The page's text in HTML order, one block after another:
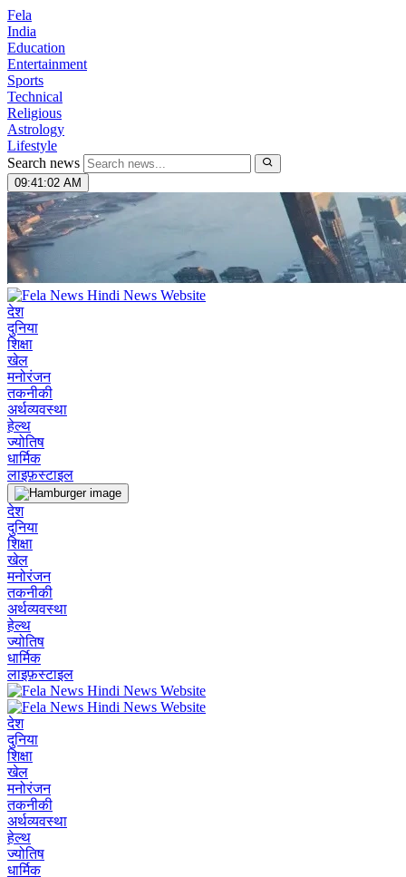
Fela
India
Education
Entertainment
Sports
Technical
Religious
Astrology
Lifestyle
Search news
09:41:03 AM
देश
दुनिया
शिक्षा
खेल
मनोरंजन
तकनीकी
अर्थव्यवस्था
हेल्थ
ज्योतिष
धार्मिक
लाइफ़स्टाइल
देश
दुनिया
शिक्षा
खेल
मनोरंजन
तकनीकी
अर्थव्यवस्था
हेल्थ
ज्योतिष
धार्मिक
लाइफ़स्टाइल
देश
दुनिया
शिक्षा
खेल
मनोरंजन
तकनीकी
अर्थव्यवस्था
हेल्थ
ज्योतिष
धार्मिक